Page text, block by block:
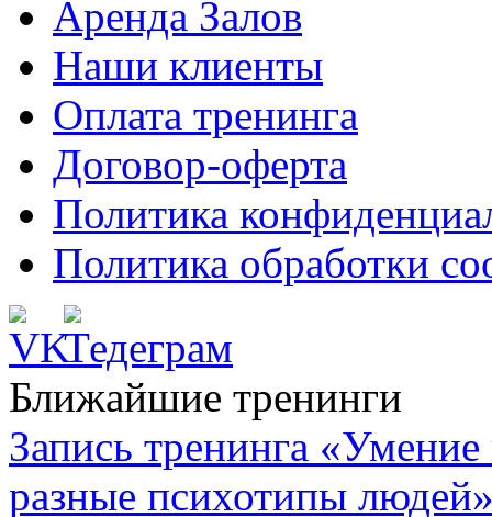
Аренда Залов
Наши клиенты
Оплата тренинга
Договор-оферта
Политика
Политика обработки
Ближайшие тренинги
Запись тренинга «Умение
разные психотипы